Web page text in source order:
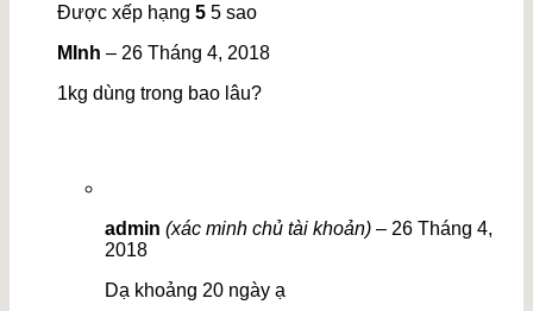
Được xếp hạng 5 5 sao
MInh – 26 Tháng 4, 2018
1kg dùng trong bao lâu?
admin (xác minh chủ tài khoản) – 26 Tháng 4,
2018
Dạ khoảng 20 ngày ạ